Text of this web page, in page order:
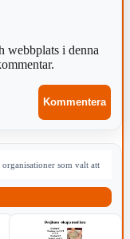
webbplats i denna
som valt att